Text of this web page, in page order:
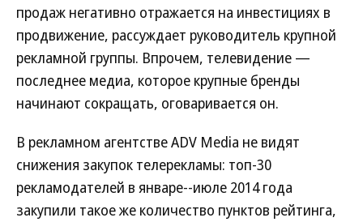
продаж негативно отражается на инвестициях в
продвижение, рассуждает руководитель крупной
рекламной группы. Впрочем, телевидение —
последнее медиа, которое крупные бренды
начинают сокращать, оговаривается он.
В рекламном агентстве ADV Media не видят
снижения закупок телерекламы: топ-30
рекламодателей в январе--июле 2014 года
закупили такое же количество пунктов рейтинга,